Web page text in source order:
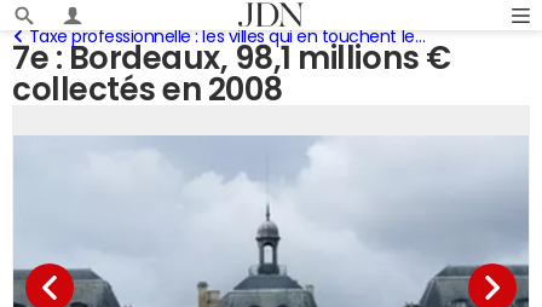
7e : Bordeaux, 98,1 millions €
collectés en 2008
Taxe professionnelle : les villes qui en touchent le plus